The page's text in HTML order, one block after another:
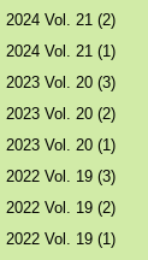
2024 Vol. 21 (2)
2024 Vol. 21 (1)
2023 Vol. 20 (3)
2023 Vol. 20 (2)
2023 Vol. 20 (1)
2022 Vol. 19 (3)
2022 Vol. 19 (2)
2022 Vol. 19 (1)